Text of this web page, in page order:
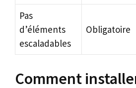
Pas
d’éléments
escaladables
Obligatoire
Comment